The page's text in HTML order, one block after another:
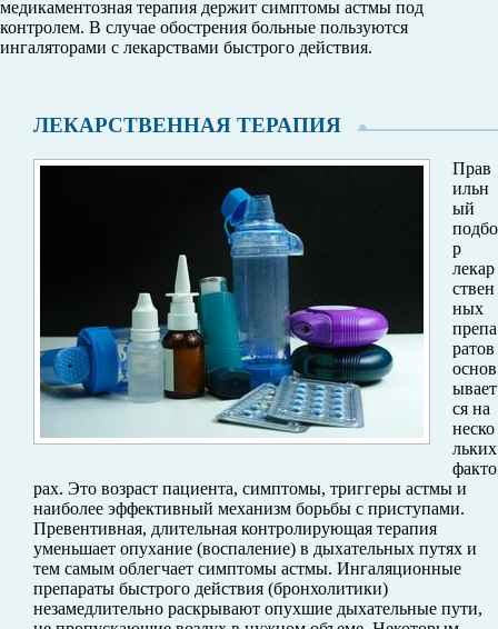
медикаментозная терапия держит симптомы астмы под
контролем. В случае обострения больные пользуются
ингаляторами с лекарствами быстрого действия.
ЛЕКАРСТВЕННАЯ ТЕРАПИЯ
Прав
ильн
ый
подбо
р
лекар
ствен
ных
препа
ратов
основ
ывает
ся на
неско
льких
факто
рах. Это возраст пациента, симптомы, триггеры астмы и
наиболее эффективный механизм борьбы с приступами.
Превентивная, длительная контролирующая терапия
уменьшает опухание (воспаление) в дыхательных путях и
тем самым облегчает симптомы астмы. Ингаляционные
препараты быстрого действия (бронхолитики)
незамедлительно раскрывают опухшие дыхательные пути,